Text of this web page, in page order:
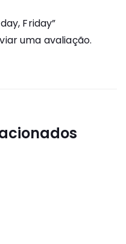
Friday”
uma avaliação.